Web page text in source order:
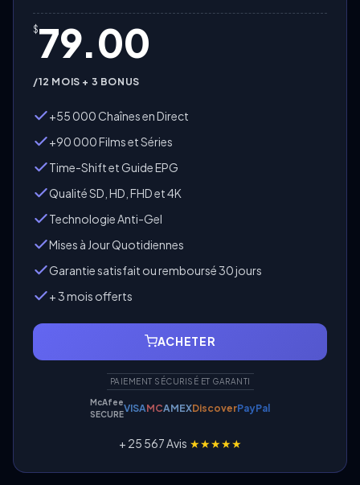
$79.00
/12 MOIS + 3 BONUS
+55 000 Chaînes en Direct
+90 000 Films et Séries
Time-Shift et Guide EPG
Qualité SD, HD, FHD et 4K
Technologie Anti-Gel
Mises à Jour Quotidiennes
Garantie satisfait ou remboursé 30 jours
+ 3 mois offerts
ACHETER
PAIEMENT SÉCURISÉ ET GARANTI
McAfee
SECUREVISAMCAMEXDiscoverPayPal
+ 25 567 Avis ★★★★★